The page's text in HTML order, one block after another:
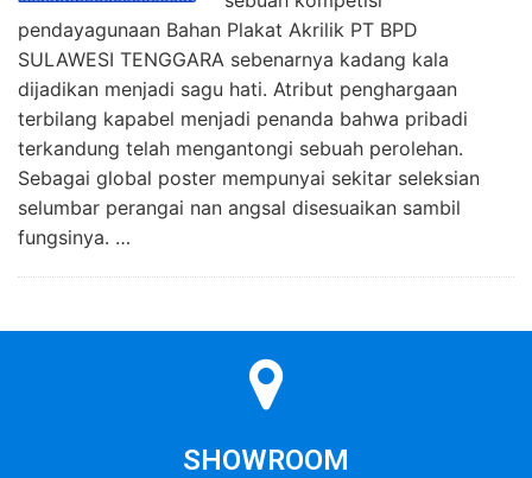
pendayagunaan Bahan Plakat Akrilik PT BPD
SULAWESI TENGGARA sebenarnya kadang kala
dijadikan menjadi sagu hati. Atribut penghargaan
terbilang kapabel menjadi penanda bahwa pribadi
terkandung telah mengantongi sebuah perolehan.
Sebagai global poster mempunyai sekitar seleksian
selumbar perangai nan angsal disesuaikan sambil
fungsinya. …
SHOWROOM